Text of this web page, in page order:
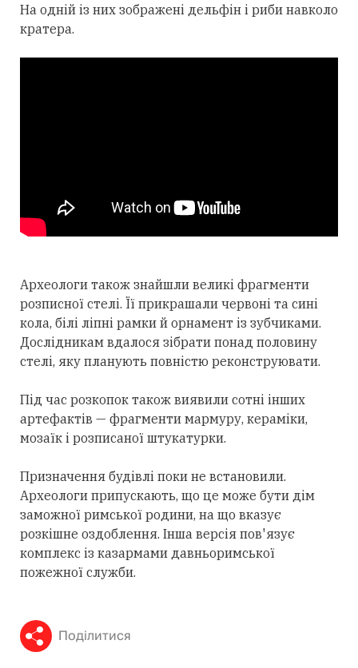
На одній із них зображені дельфін і риби навколо
кратера.
Археологи також знайшли великі фрагменти
розписної стелі. Її прикрашали червоні та сині
кола, білі ліпні рамки й орнамент із зубчиками.
Дослідникам вдалося зібрати понад половину
стелі, яку планують повністю реконструювати.
Під час розкопок також виявили сотні інших
артефактів — фрагменти мармуру, кераміки,
мозаїк і розписаної штукатурки.
Призначення будівлі поки не встановили.
Археологи припускають, що це може бути дім
заможної римської родини, на що вказує
розкішне оздоблення. Інша версія пов'язує
комплекс із казармами давньоримської
пожежної служби.
Поділитися